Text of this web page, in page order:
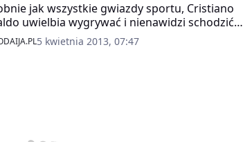
jak wszystkie gwiazdy sportu, Cristiano
uwielbia wygrywać i nienawidzi schodzić z
pokonany. Jego receptą na zwycięstwo jest
prędkość oraz pewien nieuchwytny
5 kwietnia 2013, 07:47